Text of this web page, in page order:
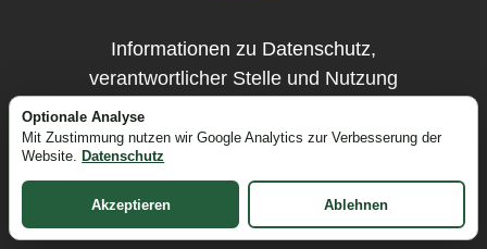
Informationen zu Datenschutz,
verantwortlicher Stelle und Nutzung
stehen im
Startseite Links
Impressum &
Datenschutz
Kontakt
Optionale Analyse
Mit Zustimmung nutzen wir Google Analytics zur Verbesserung der
Website. Datenschutz
Akzeptieren Ablehnen